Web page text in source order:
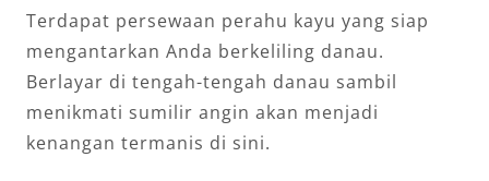
Terdapat persewaan perahu kayu yang siap
mengantarkan Anda berkeliling danau.
Berlayar di tengah-tengah danau sambil
menikmati sumilir angin akan menjadi
kenangan termanis di sini.